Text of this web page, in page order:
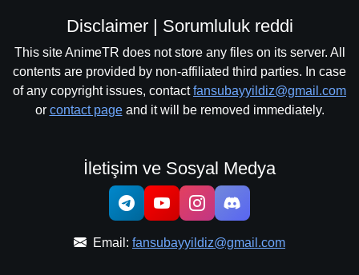
Disclaimer | Sorumluluk reddi
This site AnimeTR does not store any files on its server. All
contents are provided by non-affiliated third parties. In case
of any copyright issues, contactfansubayyildiz@gmail.com
or contact pageand it will be removed immediately.
İletişim ve Sosyal Medya
Email: fansubayyildiz@gmail.com